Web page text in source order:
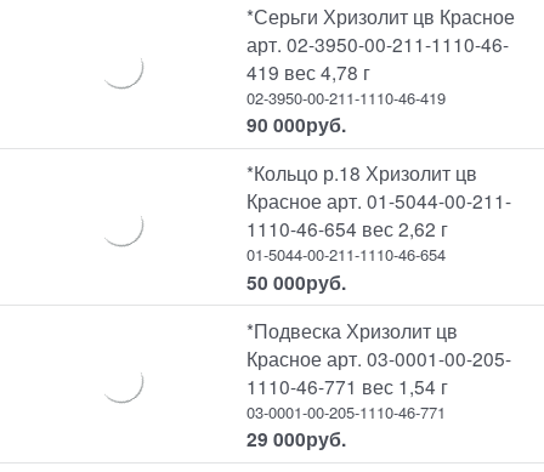
*Серьги Хризолит цв Красное
арт. 02-3950-00-211-1110-46-
419 вес 4,78 г
02-3950-00-211-1110-46-419
90 000руб.
*Кольцо р.18 Хризолит цв
Красное арт. 01-5044-00-211-
1110-46-654 вес 2,62 г
01-5044-00-211-1110-46-654
50 000руб.
*Подвеска Хризолит цв
Красное арт. 03-0001-00-205-
1110-46-771 вес 1,54 г
03-0001-00-205-1110-46-771
29 000руб.